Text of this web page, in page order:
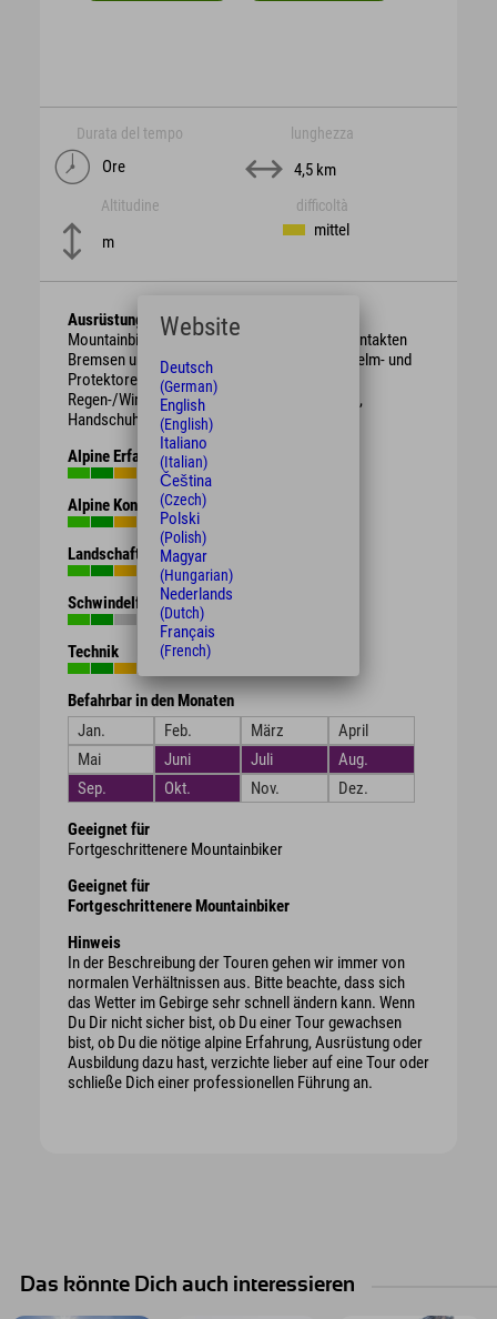
Durata del tempo
Ore
lunghezza
4,5 km
Altitudine
m
difficoltà
mittel
Ausrüstung
Mountainbike mit berggängiger Übersetzung, intakten
Bremsen und genügend Bremsbelag. Schutzhelm- und
Protektoren.
Regen-/Wind-/Sonnen-/Wetterschutzkleidung,
Handschuhe, Getränk, Proviant.
Alpine Erfahrung
Alpine Kondition
Landschaft
Schwindelfreiheit
Technik
Befahrbar in den Monaten
Jan.
Feb. März
April
Mai
Juni Juli
Aug.
Sep.
Okt. Nov. Dez.
Geeignet für
Fortgeschrittenere Mountainbiker
Geeignet für
Fortgeschrittenere Mountainbiker
Hinweis
In der Beschreibung der Touren gehen wir immer von
normalen Verhältnissen aus. Bitte beachte, dass sich
das Wetter im Gebirge sehr schnell ändern kann. Wenn
Du Dir nicht sicher bist, ob Du einer Tour gewachsen
bist, ob Du die nötige alpine Erfahrung, Ausrüstung oder
Ausbildung dazu hast, verzichte lieber auf eine Tour oder
schließe Dich einer professionellen Führung an.
Das könnte Dich auch interessieren
Website
Deutsch
(German)
English
(English)
Italiano
(Italian)
Čeština
(Czech)
Polski
(Polish)
Magyar
(Hungarian)
Nederlands
(Dutch)
Français
(French)